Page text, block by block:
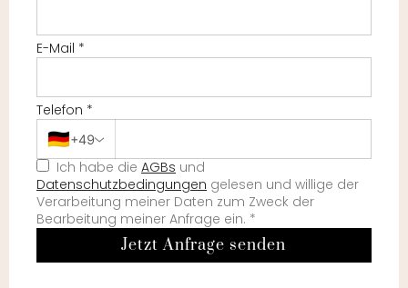
E-Mail *
Telefon *
🇩🇪+49
Ich habe die AGBs und
Datenschutzbedingungen gelesen und willige der
Verarbeitung meiner Daten zum Zweck der
Bearbeitung meiner Anfrage ein. *
Jetzt Anfrage senden